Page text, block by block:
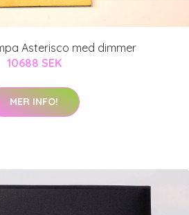
Asterisco med dimmer
10688 SEK
MER INFO!